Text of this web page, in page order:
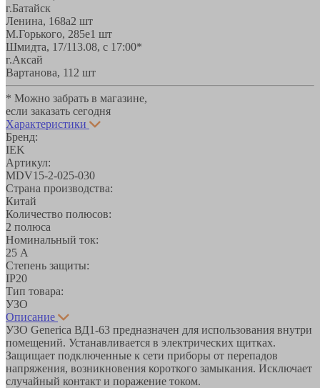
г.Батайск
Ленина, 168а2 шт
М.Горького, 285е1 шт
Шмидта, 17/113.08, с 17:00*
г.Аксай
Вартанова, 11 2 шт
* Можно забрать в магазине,
если заказать сегодня
Характеристики
Бренд:
IEK
Артикул:
MDV15-2-025-030
Страна производства:
Китай
Количество полюсов:
2 полюса
Номинальный ток:
25 А
Степень защиты:
IP20
Тип товара:
УЗО
Описание
УЗО Generica ВД1-63 предназначен для использования внутри
помещений. Устанавливается в электрических щитках.
Защищает подключенные к сети приборы от перепадов
напряжения, возникновения короткого замыкания. Исключает
случайный контакт и поражение током.